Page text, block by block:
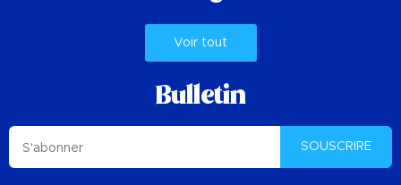
Voir tout
Bulletin
SOUSCRIRE